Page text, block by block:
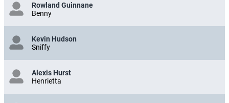
Rowland Guinnane
Benny
Kevin Hudson
Sniffy
Alexis Hurst
Henrietta